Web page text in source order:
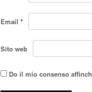
Email *
Sito web
Do il mio consenso